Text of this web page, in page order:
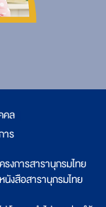
คล
าร
งการสารานุกรมไทย
งสือสารานุกรมไทย